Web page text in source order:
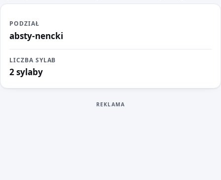
PODZIAŁ
absty-nencki
LICZBA SYLAB
2 sylaby
REKLAMA